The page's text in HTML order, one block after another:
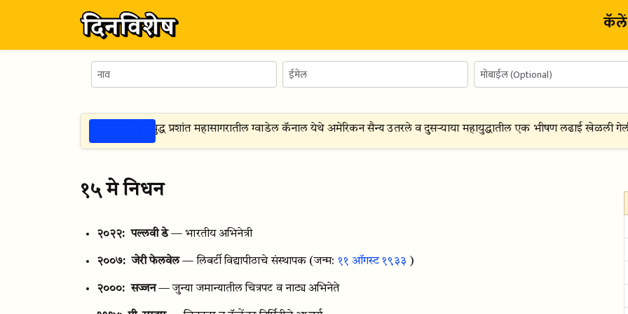
— दुसरे महायुद्ध प्रशांत महासागरातील ग्वाडेल कॅनाल येथे अमेरिकन सैन्य उतरले व दुसऱ्याया महायुद्धातील एक भीषण लढाई खेळली
१५ मे निधन
२०२२: पल्लवी डे — भारतीय अभिनेत्री
२००७: जेरी फेलवेल — लिबर्टी विद्यापीठाचे संस्थापक (जन्म: ११ ऑगस्ट १९३३ )
२०००: सज्जन — जुन्या जमान्यातील चित्रपट व नाट्य अभिनेते